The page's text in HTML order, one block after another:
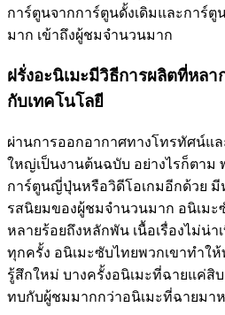
การ์ตูนจากการ์ตูนดั้งเดิมและการ์
มาก เข้าถึงผู้ชมจำนวนมาก
ฝรั่งอะนิเมะมีวิธีการผลิตที่หล
กับเทคโนโลยี
ผ่านการออกอากาศทางโทรทัศน์แล
ใหญ่เป็นงานต้นฉบับ อย่างไรก็ตาม
การ์ตูนญี่ปุ่นหรือวิดีโอเกมอีกด้วย มี
รสนิยมของผู้ชมจำนวนมาก อนิเม
หลายร้อยถึงหลักพัน เนื้อเรื่องไม่น่
ทุกครั้ง อนิเมะซับไทยพวกเขาทำใ
รู้สึกใหม่ บางครั้งอนิเมะที่ฉายแค่สิ
ทบกับผู้ชมมากกว่าอนิเมะที่ฉายมา